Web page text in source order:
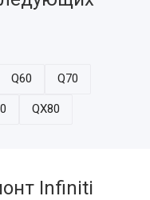
Q60 Q70
QX80
Infiniti